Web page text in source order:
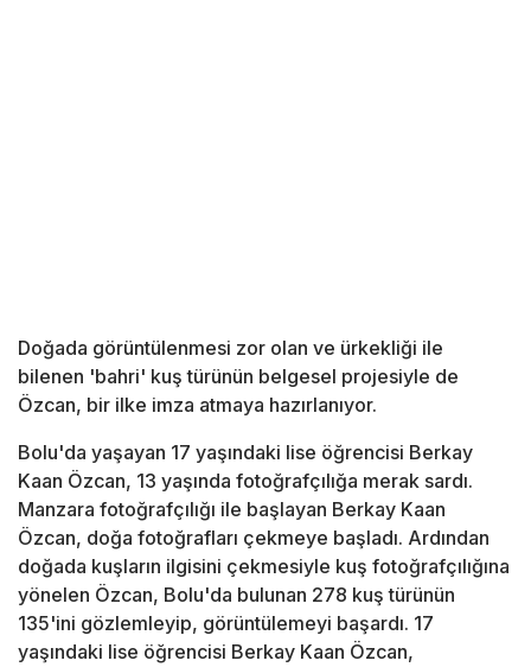
Doğada görüntülenmesi zor olan ve ürkekliği ile
bilenen 'bahri' kuş türünün belgesel projesiyle de
Özcan, bir ilke imza atmaya hazırlanıyor.
Bolu'da yaşayan 17 yaşındaki lise öğrencisi Berkay
Kaan Özcan, 13 yaşında fotoğrafçılığa merak sardı.
Manzara fotoğrafçılığı ile başlayan Berkay Kaan
Özcan, doğa fotoğrafları çekmeye başladı. Ardından
doğada kuşların ilgisini çekmesiyle kuş fotoğrafçılığına
yönelen Özcan, Bolu'da bulunan 278 kuş türünün
135'ini gözlemleyip, görüntülemeyi başardı. 17
yaşındaki lise öğrencisi Berkay Kaan Özcan,